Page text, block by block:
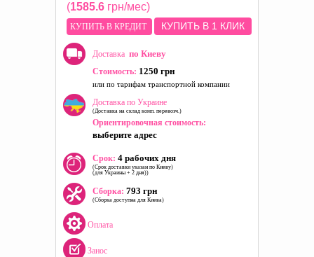
(1585.6 грн/мес)
КУПИТЬ В КРЕДИТ КУПИТЬ В 1 КЛИК
Доставка по Киеву
Стоимость: 1250 грн
или по тарифам транспортной компании
Доставка по Украине
(Доставка на склад комп. перевозч.)
Ориентировочная стоимость:
выберите адрес
Срок: 4 рабочих дня
(Срок доставки указан по Киеву)
(для Украины + 2 дня))
Сборка: 793 грн
(Сборка доступна для Киева)
Оплата
Занос